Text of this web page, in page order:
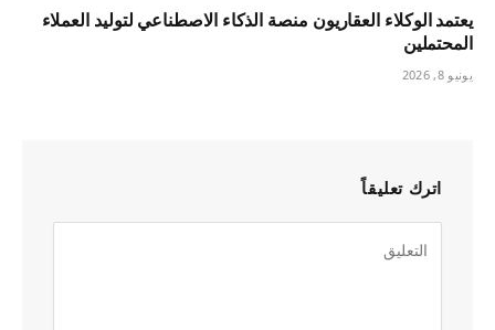
يعتمد الوكلاء العقاريون منصة الذكاء الاصطناعي لتوليد العملاء
المحتملين
يونيو 8, 2026
اترك تعليقاً